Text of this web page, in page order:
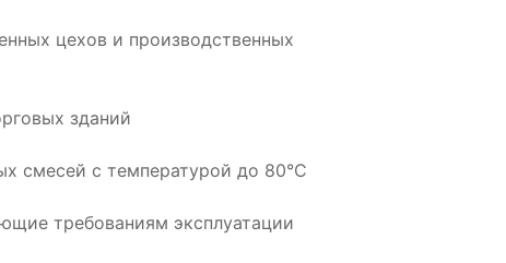
цехов и производственных
зданий
смесей с температурой до 80°С
требованиям эксплуатации